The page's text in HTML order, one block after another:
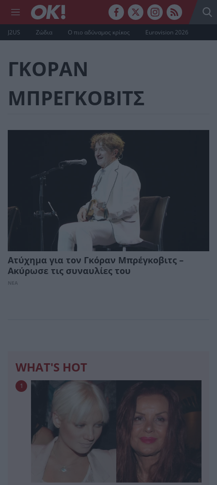
J2US Ζώδια Ο πιο αδύναμος κρίκος Eurovision 2026
ΓΚΟΡΑΝ
ΜΠΡΕΓΚΟΒΙΤΣ
Ατύχημα για τον Γκόραν Μπρέγκοβιτς –
Ακύρωσε τις συναυλίες του
ΝΕΑ
WHAT'S HOT
1